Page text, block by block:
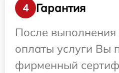
4
Гарантия
После выполнения
оплаты услуги Вы
фирменный